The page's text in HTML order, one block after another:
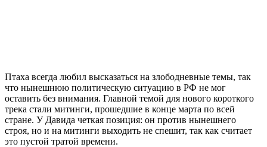
Птаха всегда любил высказаться на злободневные темы, так
что нынешнюю политическую ситуацию в РФ не мог
оставить без внимания. Главной темой для нового короткого
трека стали митинги, прошедшие в конце марта по всей
стране. У Давида четкая позиция: он против нынешнего
строя, но и на митинги выходить не спешит, так как считает
это пустой тратой времени.